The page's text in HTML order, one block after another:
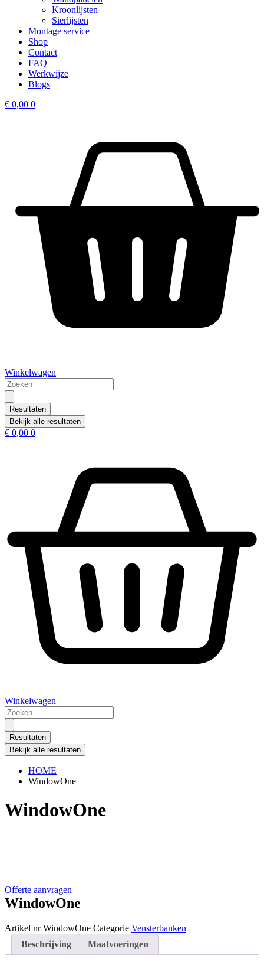
Kroonlijsten
Sierlijsten
Montage service
Shop
Contact
FAQ
Werkwijze
Blogs
€ 0,00 0
Winkelwagen
Search
...
Resultaten
Bekijk alle resultaten
€ 0,00 0
Winkelwagen
Search
...
Resultaten
Bekijk alle resultaten
HOME
WindowOne
WindowOne
Offerte aanvragen
WindowOne
Artikel nrWindowOne Categorie Vensterbanken
Beschrijving
Maatvoeringen